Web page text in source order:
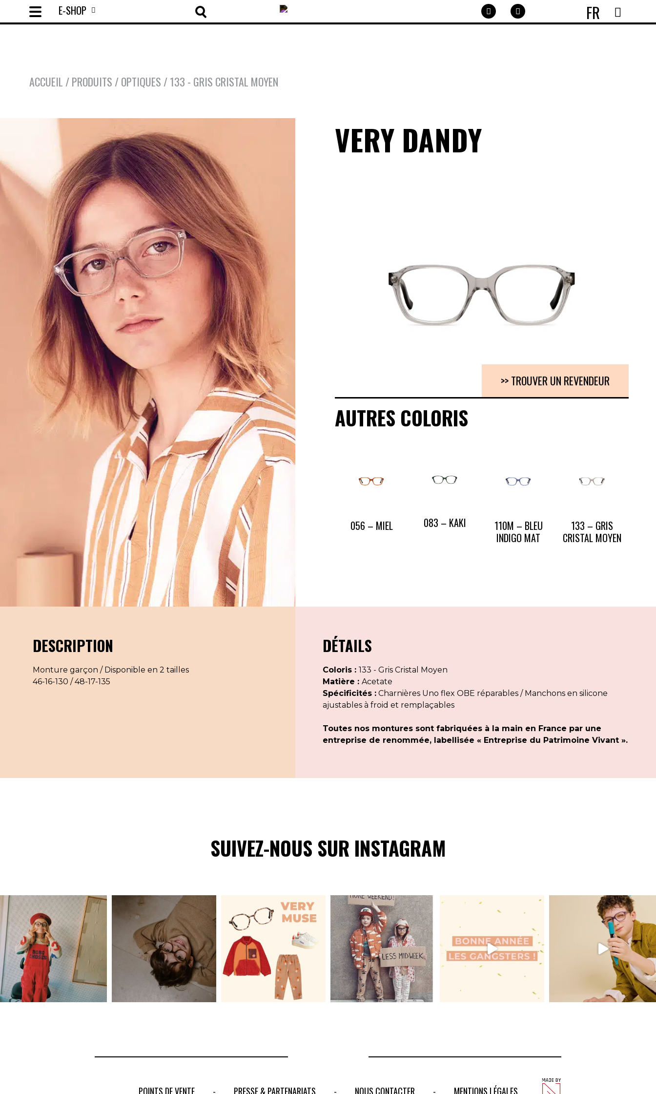
COLLECTIONS
SOLAIRES ACCESSOIRES
NOTRE HISTOIRE
POINTS DE VENTE
CONTACT
NOUS CONTACTER
E-SHOP FR
ACCUEIL /PRODUITS /OPTIQUES /133 - GRIS CRISTAL MOYEN
VERY DANDY
>> TROUVER UN REVENDEUR
AUTRES COLORIS
056 – MIEL 083 – KAKI
110M – BLEU
INDIGO MAT
133 – GRIS
CRISTAL MOYEN
DESCRIPTION
Monture garçon / Disponible en 2 tailles
46-16-130 / 48-17-135
DÉTAILS
Coloris : 133 - Gris Cristal Moyen
Matière : Acetate
Spécificités :Charnières Uno flex OBE réparables / Manchons en silicone
ajustables à froid et remplaçables
Toutes nos montures sont fabriquées à la main en France par une
entreprise de renommée, labellisée « Entreprise du Patrimoine Vivant ».
SUIVEZ-NOUS SUR INSTAGRAM
POINTS DE VENTE PRESSE & PARTENARIATS NOUS CONTACTER MENTIONS LÉGALES